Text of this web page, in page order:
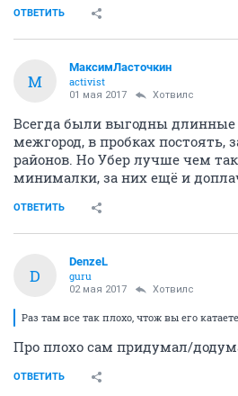
ОТВЕТИТЬ
М
МаксимЛасточкин
activist
01 мая 2017 Хотвилс
Всегда были выгодны длинные
межгород, в пробках постоять,
районов. Но Убер лучше чем
минималки, за них ещё и
ОТВЕТИТЬ
D
DenzeL
guru
02 мая 2017 Хотвилс
Раз там все так плохо, чтож вы его катаете
Про плохо сам придумал/
ОТВЕТИТЬ